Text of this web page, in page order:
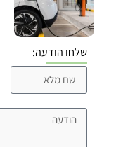
שלחו הודעה: